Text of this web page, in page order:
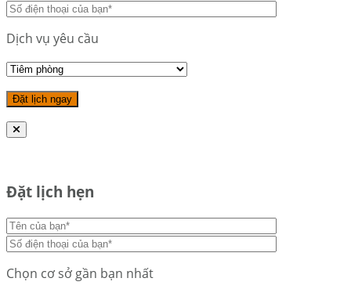
Dịch vụ yêu cầu
Đặt lịch hẹn
Chọn cơ sở gần bạn nhất